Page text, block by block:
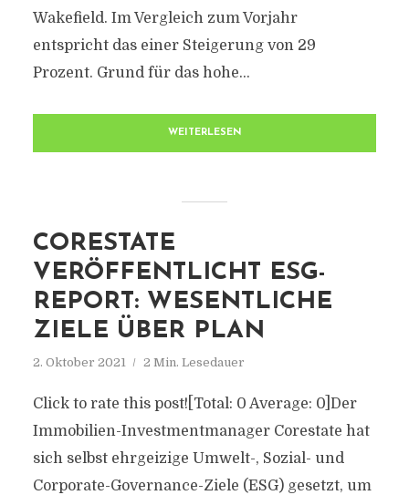
Wakefield. Im Vergleich zum Vorjahr
entspricht das einer Steigerung von 29
Prozent. Grund für das hohe...
WEITERLESEN
CORESTATE
VERÖFFENTLICHT ESG-
REPORT: WESENTLICHE
ZIELE ÜBER PLAN
2. Oktober 2021 2 Min. Lesedauer
Click to rate this post![Total: 0 Average: 0]Der
Immobilien-Investmentmanager Corestate hat
sich selbst ehrgeizige Umwelt-, Sozial- und
Corporate-Governance-Ziele (ESG) gesetzt, um